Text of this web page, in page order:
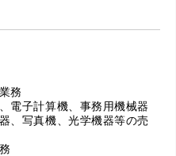
務
電子計算機、事務用機械器
、写真機、光学機器等の売